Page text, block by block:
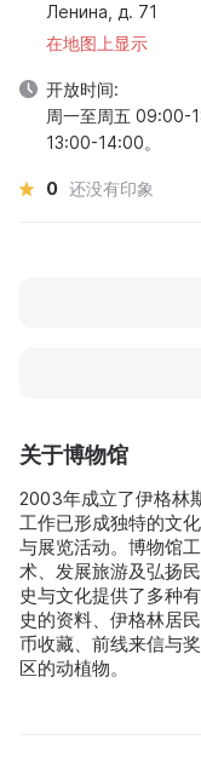
关于博物馆
2003年成立了伊格林
工作已形成独特的文
与展览活动。博物馆
术、发展旅游及弘扬
史与文化提供了多种
史的资料、伊格林居
币收藏、前线来信与
区的动植物。
Ленина, д. 71
在地图上显示
开放时间:
周一至周五 09:00-
13:00-14:00。
0 还没有印象